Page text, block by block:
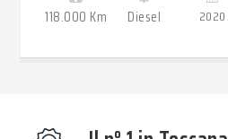
118.000 Km Diesel 2020